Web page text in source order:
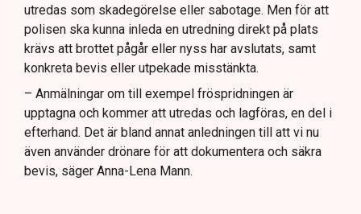
utredas som skadegörelse eller sabotage. Men för att
polisen ska kunna inleda en utredning direkt på plats
krävs att brottet pågår eller nyss har avslutats, samt
konkreta bevis eller utpekade misstänkta.
– Anmälningar om till exempel fröspridningen är
upptagna och kommer att utredas och lagföras, en del i
efterhand. Det är bland annat anledningen till att vi nu
även använder drönare för att dokumentera och säkra
bevis, säger Anna-Lena Mann.